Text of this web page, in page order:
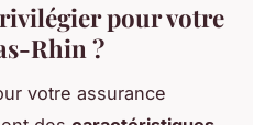
pour votre
Rhin ?
votre assurance